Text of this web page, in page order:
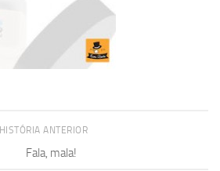
HISTÓRIA ANTERIOR
Fala, mala!